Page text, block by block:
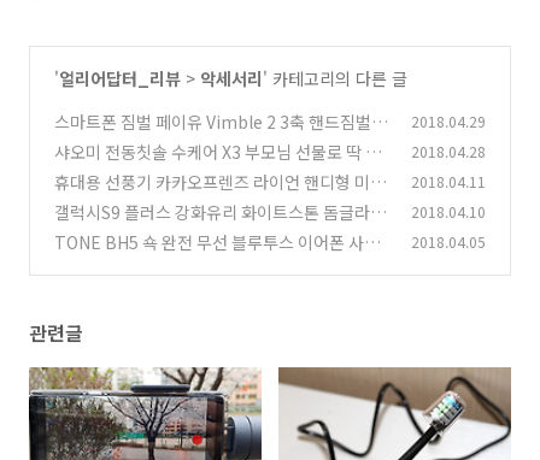
'얼리어답터_리뷰 > 악세서리' 카테고리의 다른 글
스마트폰 짐벌 페이유 Vimble 2 3축 핸드짐벌
추천
(11)
2018.04.29
샤오미 전동칫솔 수케어 X3 부모님 선물로 딱 좋
은 제품
(0)
2018.04.28
휴대용 선풍기 카카오프렌즈 라이언 핸디형 미니
선풍기 사용기 (1)
2018.04.11
갤럭시S9 플러스 강화유리 화이트스톤 돔글라스
설치 및 후기
(10)
2018.04.10
TONE BH5 쇽 완전 무선 블루투스 이어폰 사용
2018.04.05
관련글